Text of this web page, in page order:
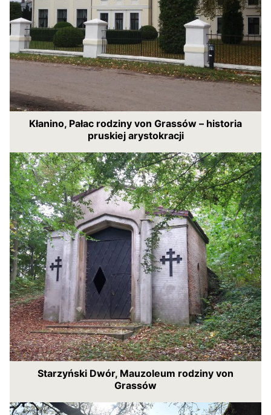
Kłanino, Pałac rodziny von Grassów – historia
pruskiej arystokracji
Starzyński Dwór, Mauzoleum rodziny von
Grassów